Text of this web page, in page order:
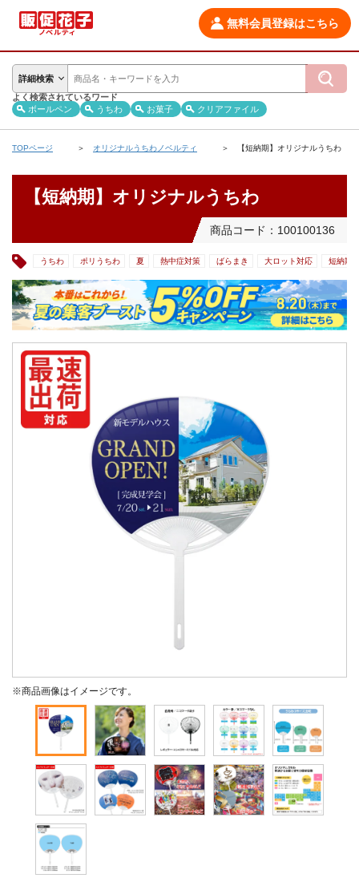
無料会員登録はこちら
詳細検索
よく検索されているワード
ボールペン
うちわ お菓子 クリアファイル
TOPページ オリジナルうちわノベルティ 【短納期】オリジナルうちわ
【短納期】オリジナルうちわ
商品コード：100100136
うちわ ポリうちわ 夏 熱中症対策 ばらまき 大ロット対応 短納期
※商品画像はイメージです。